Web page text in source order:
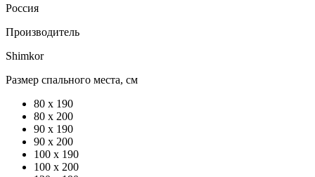
Россия
Производитель
Shimkor
Размер спального места, см
80 x 190
80 x 200
90 x 190
90 x 200
100 x 190
100 x 200